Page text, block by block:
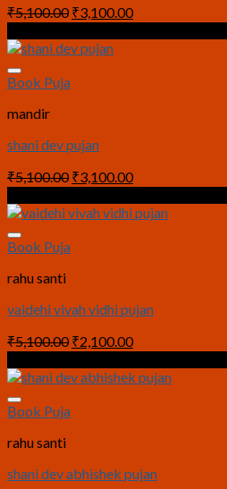
₹5,100.00 Original
price
was:
₹5,100.00.
₹3,100.00Current
price
is:
Book Puja
mandir
shani dev pujan
₹5,100.00 Original
price
was:
₹3,100.00Current
price
is:
₹3,100.00.
Book Puja
rahu santi
vaidehi vivah vidhi pujan
₹5,100.00 Original
price
was:
₹2,100.00Current
price
is:
₹2,100.00.
Book Puja
rahu santi
shani dev abhishek pujan